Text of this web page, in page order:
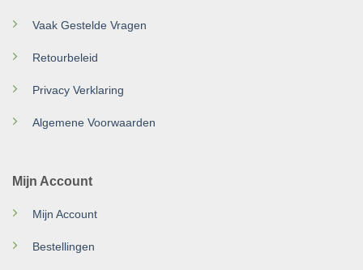
Vaak Gestelde Vragen
Retourbeleid
Privacy Verklaring
Algemene Voorwaarden
Mijn Account
Mijn Account
Bestellingen